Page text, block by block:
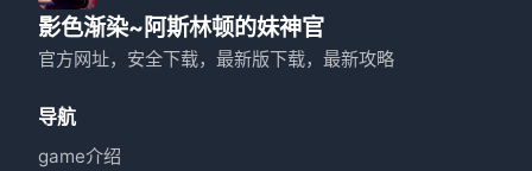
影色渐染~阿斯林顿的妹神官
官方网址，安全下载，最新版下载，最新攻略
导航
game介绍